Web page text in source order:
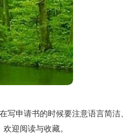
写申请书的时候要注意语言简洁、
迎阅读与收藏。